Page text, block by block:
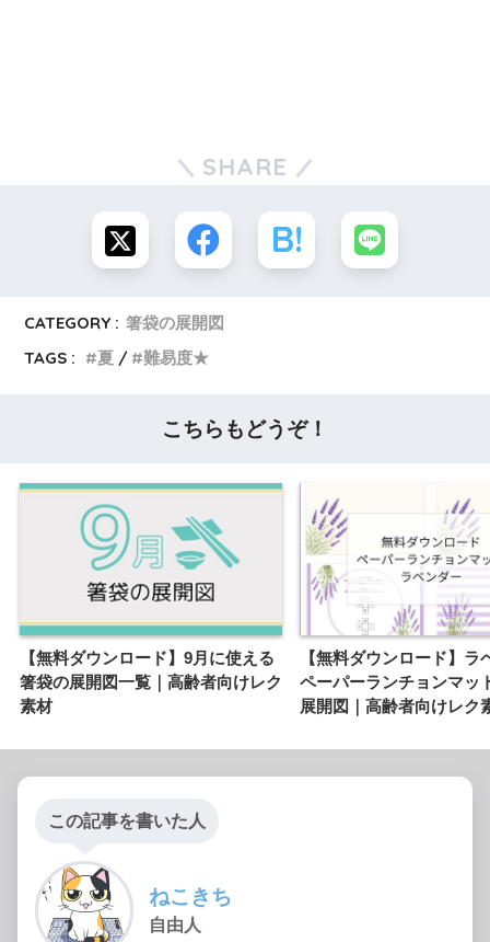
SHARE
CATEGORY : 箸袋の展開図
TAGS :
夏 難易度★
こちらもどうぞ！
【無料ダウンロード】9月に使える
箸袋の展開図一覧｜高齢者向けレク
素材
【無料ダウンロード】ラ
ペーパーランチョンマッ
展開図｜高齢者向けレク
この記事を書いた人
ねこきち
自由人